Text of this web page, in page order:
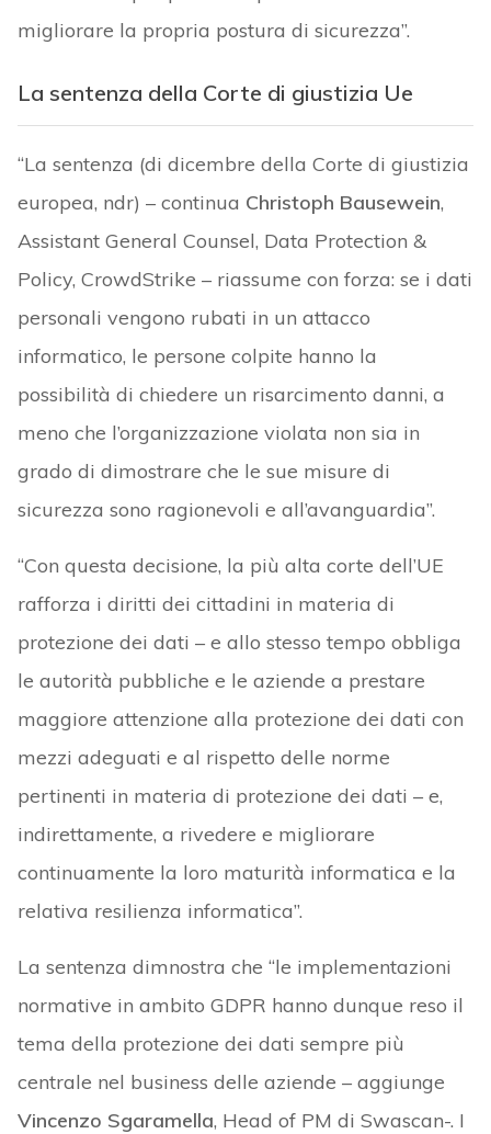
migliorare la propria postura di sicurezza”.
La sentenza della Corte di giustizia Ue
“La sentenza (di dicembre della Corte di giustizia
europea, ndr) – continua Christoph Bausewein,
Assistant General Counsel, Data Protection &
Policy, CrowdStrike – riassume con forza: se i dati
personali vengono rubati in un attacco
informatico, le persone colpite hanno la
possibilità di chiedere un risarcimento danni, a
meno che l’organizzazione violata non sia in
grado di dimostrare che le sue misure di
sicurezza sono ragionevoli e all’avanguardia”.
“Con questa decisione, la più alta corte dell’UE
rafforza i diritti dei cittadini in materia di
protezione dei dati – e allo stesso tempo obbliga
le autorità pubbliche e le aziende a prestare
maggiore attenzione alla protezione dei dati con
mezzi adeguati e al rispetto delle norme
pertinenti in materia di protezione dei dati – e,
indirettamente, a rivedere e migliorare
continuamente la loro maturità informatica e la
relativa resilienza informatica”.
La sentenza dimnostra che “le implementazioni
normative in ambito GDPR hanno dunque reso il
tema della protezione dei dati sempre più
centrale nel business delle aziende – aggiunge
Vincenzo Sgaramella, Head of PM di Swascan-. I